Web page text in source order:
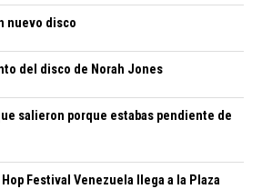
nuevo disco
del disco de Norah Jones
salieron porque estabas pendiente de
Festival Venezuela llega a la Plaza